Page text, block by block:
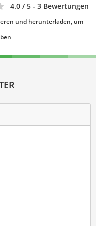
4.0 / 5 - 3 Bewertungen
und herunterladen, um